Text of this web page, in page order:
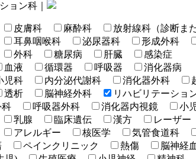
ョン科｜
皮膚科 麻酔科 放射線科（診断ま
耳鼻咽喉科 泌尿器科 形成外科
外科 糖尿病 肝臓
感染症
血液 循環器 呼吸器
消化器病
児科 内分泌代謝科 消化器外科
透析 脳神経外科 リハビリテーショ
科
呼吸器外科 消化器内視鏡 小
乳腺 臨床遺伝 漢方
レーザー
アレルギー 核医学 気管食道科
ペインクリニック 熱傷 脳神経